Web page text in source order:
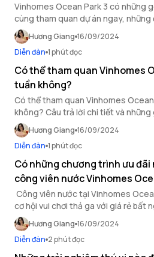
Vinhomes Ocean Park 3 có những
cùng tham quan dự án ngay,
view triệu đô.
Hương Giang 16/09/2024
Diễn đàn 1 phút đọc
Có thể tham quan Vinhomes
tuần không?
Có thể tham quan Vinhomes
không? Câu trả lời chi tiết và những
của bạn sẽ có trong bài viết dưới đây.
Hương Giang 16/09/2024
Diễn đàn 1 phút đọc
Có những chương trình ưu đãi
công viên nước Vinhomes
Công viên nước tại Vinhomes
cơ hội vui chơi thả ga với giá rẻ bất
Hương Giang 16/09/2024
Diễn đàn 2 phút đọc